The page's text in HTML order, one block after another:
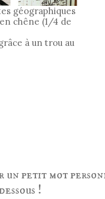
géographiques
chêne (1/4 de
à un trou au
un petit mot
!